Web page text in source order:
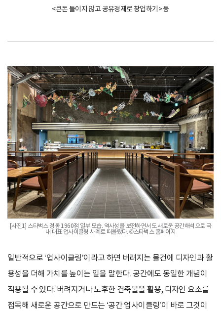
<큰돈 들이지 않고 공유경제로 창업하기> 등
[사진1] 스타벅스 경동 1960점 일부 모습. 역사성을 보전하면서도 새로운 공간해석으로 국
내 대표 업사이클링 사례로 떠올랐다. ©스타벅스 홈페이지
일반적으로 ‘업사이클링’이라고 하면 버려지는 물건에 디자인과 활
용성을 더해 가치를 높이는 일을 말한다. 공간에도 동일한 개념이
적용될 수 있다. 버려지거나 노후한 건축물을 활용, 디자인 요소를
접목해 새로운 공간으로 만드는 ‘공간 업사이클링’이 바로 그것이